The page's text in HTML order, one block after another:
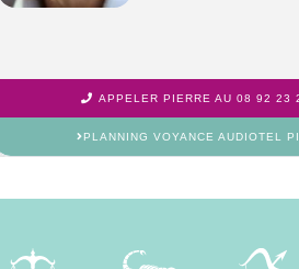
APPELER PIERRE AU 08 92 23
PLANNING VOYANCE AUDIOTEL